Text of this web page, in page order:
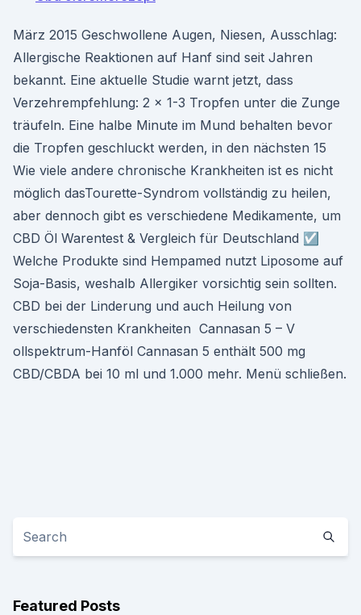
März 2015 Geschwollene Augen, Niesen, Ausschlag:
Allergische Reaktionen auf Hanf sind seit Jahren
bekannt. Eine aktuelle Studie warnt jetzt, dass
Verzehrempfehlung: 2 x 1-3 Tropfen unter die Zunge
träufeln. Eine halbe Minute im Mund behalten bevor
die Tropfen geschluckt werden, in den nächsten 15
Wie viele andere chronische Krankheiten ist es nicht
möglich dasTourette-Syndrom vollständig zu heilen,
aber dennoch gibt es verschiedene Medikamente, um
CBD Öl Warentest & Vergleich für Deutschland ☑️
Welche Produkte sind Hempamed nutzt Liposome auf
Soja-Basis, weshalb Allergiker vorsichtig sein sollten.
CBD bei der Linderung und auch Heilung von
verschiedensten Krankheiten Cannasan 5 – V
ollspektrum-Hanföl Cannasan 5 enthält 500 mg
CBD/CBDA bei 10 ml und 1.000 mehr. Menü schließen.
Featured Posts